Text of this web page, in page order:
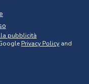
pubblicità
Privacy Policy and